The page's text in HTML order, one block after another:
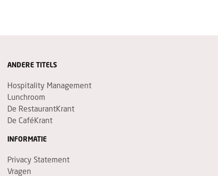
ANDERE TITELS
Hospitality Management
Lunchroom
De RestaurantKrant
De CaféKrant
INFORMATIE
Privacy Statement
Vragen